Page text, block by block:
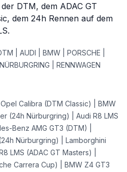
DTM, dem ADAC GT
dem 24h Rennen auf dem
| AUDI | BMW | PORSCHE |
| RENNWAGEN
Calibra (DTM Classic) | BMW
(24h Nürburgring) | Audi R8 LMS
Benz AMG GT3 (DTM) |
Nürburgring) | Lamborghini
LMS (ADAC GT Masters) |
Carrera Cup) | BMW Z4 GT3